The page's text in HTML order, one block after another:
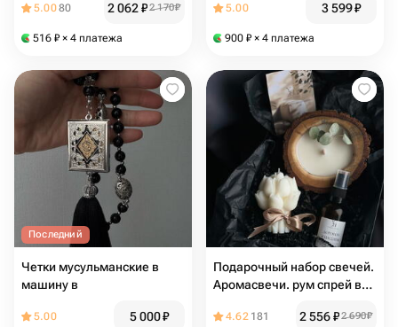
5.0080 2 062₽2 170₽
516 ₽ × 4 платежа
5.00 3 599₽
900 ₽ × 4 платежа
Последний
Четки мусульманские в
машину в
5.00 5 000₽
Подарочный набор свечей.
Аромасвечи. рум спрей в
рождение. Декор для дома
4.62 181 2 556₽2 690₽